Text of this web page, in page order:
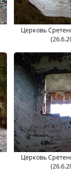
Церковь
Церковь